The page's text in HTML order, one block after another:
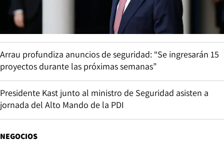
Arrau profundiza anuncios de seguridad: “Se ingresarán 15
proyectos durante las próximas semanas”
Presidente Kast junto al ministro de Seguridad asisten a
jornada del Alto Mando de la PDI
NEGOCIOS